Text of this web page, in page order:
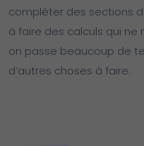
compléter des sections
à faire des calculs qui ne
on passe beaucoup de
d’autres choses à faire.